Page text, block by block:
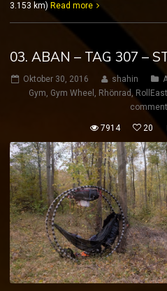
3.153 km) Read more
03. ABAN – TAG 307 –
Oktober 30, 2016 shahin
Gym, Gym Wheel , Rhönrad, RollEast
7914 20